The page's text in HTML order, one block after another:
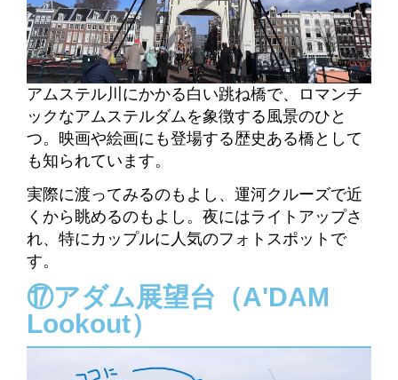
アムステル川にかかる白い跳ね橋で、ロマンチ
ックなアムステルダムを象徴する風景のひと
つ。 映画や絵画にも登場する歴史ある橋として
も知られています。
実際に渡ってみるのもよし、運河クルーズで近
くから眺めるのもよし。 夜にはライトアップさ
れ、特にカップルに人気のフォトスポットで
す。
⑰アダム展望台（A'DAM
Lookout）